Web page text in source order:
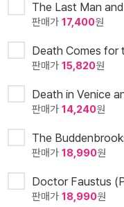
The Last Man
판매가 17,400원
Death Comes for
판매가 15,820원
Death in Venice
판매가 14,240원
The
판매가 18,990원
Doctor Faustus
판매가 18,990원